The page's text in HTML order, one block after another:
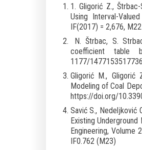
1. Gligorić Z.,
Using Interval-
IF(2017) = 2,676, M22.
N. Štrbac, S.
coefficient table
1177/
Gligorić M., Gligorić
Modeling of Coal
https://doi.org/
Savić S., Nedeljković
Existing
Engineering,
IF0.762 (M23)